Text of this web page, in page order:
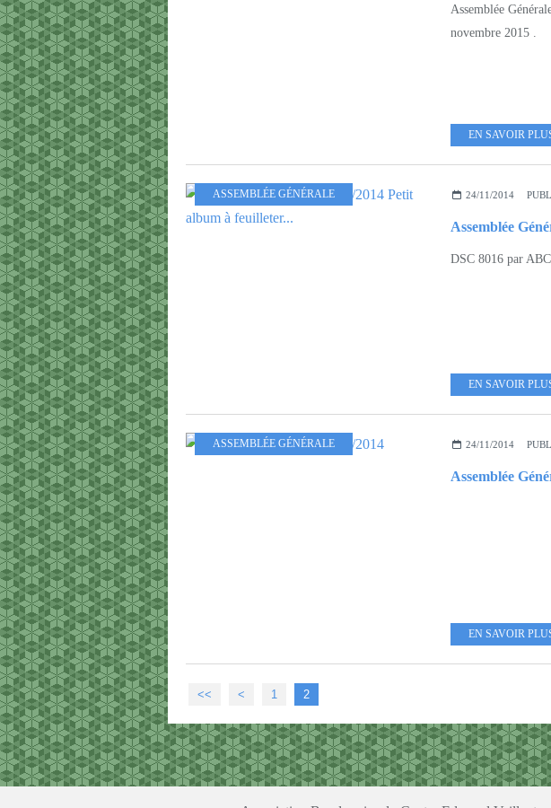
Assemblée
novembre 2015 .
EN SAVOIR
ASSEMBLÉE GÉNÉRALE 24/11/2014
DSC 8016 par
EN SAVOIR
ASSEMBLÉE GÉNÉRALE 24/11/2014
Assemblée
EN SAVOIR
<< < 1 2